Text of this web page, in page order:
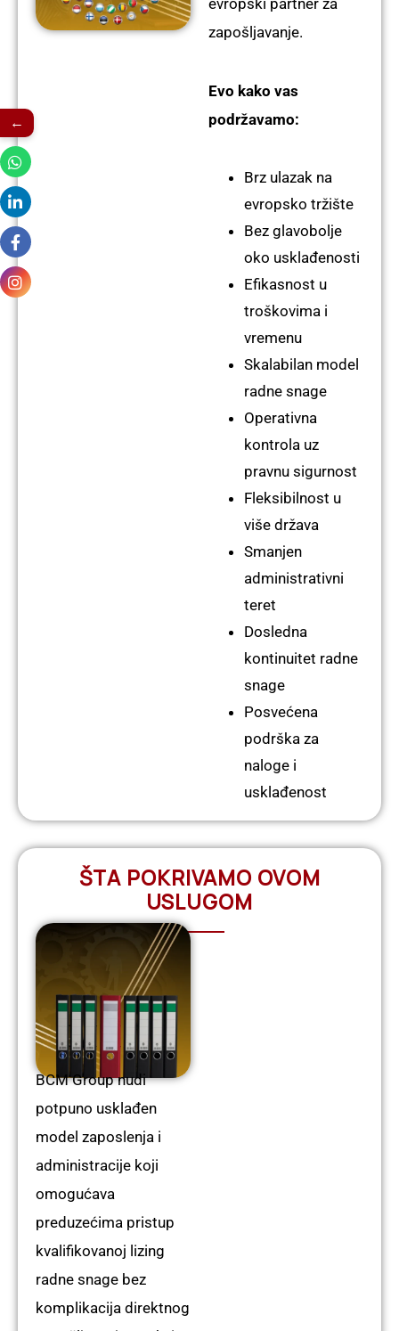
evropski partner za
zapošljavanje.
Evo kako vas
podržavamo:
Brz ulazak na
evropsko tržište
Bez glavobolje
oko usklađenosti
Efikasnost u
troškovima i
vremenu
Skalabilan model
radne snage
Operativna
kontrola uz
pravnu sigurnost
Fleksibilnost u
više država
Smanjen
administrativni
teret
Dosledna
kontinuitet radne
snage
Posvećena
podrška za
naloge i
usklađenost
ŠTA POKRIVAMO OVOM
USLUGOM
BCM Group nudi
potpuno usklađen
model zaposlenja i
administracije koji
omogućava
preduzećima pristup
kvalifikovanoj lizing
radne snage bez
komplikacija direktnog
←